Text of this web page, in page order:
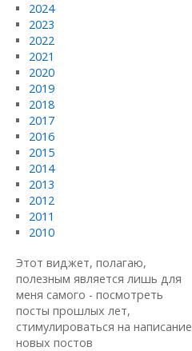
2024
2023
2022
2021
2020
2019
2018
2017
2016
2015
2014
2013
2012
2011
2010
Этот виджет, полагаю,
полезным является лишь для
меня самого - посмотреть
посты прошлых лет,
стимулироваться на написание
новых постов